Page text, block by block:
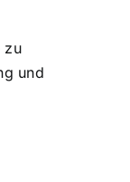
zu
und